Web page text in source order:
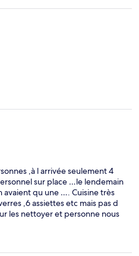
,à l arrivée seulement 4
sur place …le lendemain
avaient qu une …. Cuisine très
,6 assiettes etc mais pas d
les nettoyer et personne nous
catastrophique … Hôtel assez